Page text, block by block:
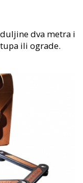
dva metra i
ili ograde.